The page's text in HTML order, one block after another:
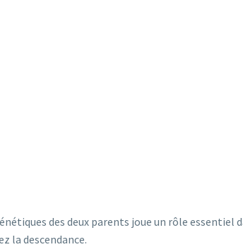
des deux parents joue un rôle
la descendance.